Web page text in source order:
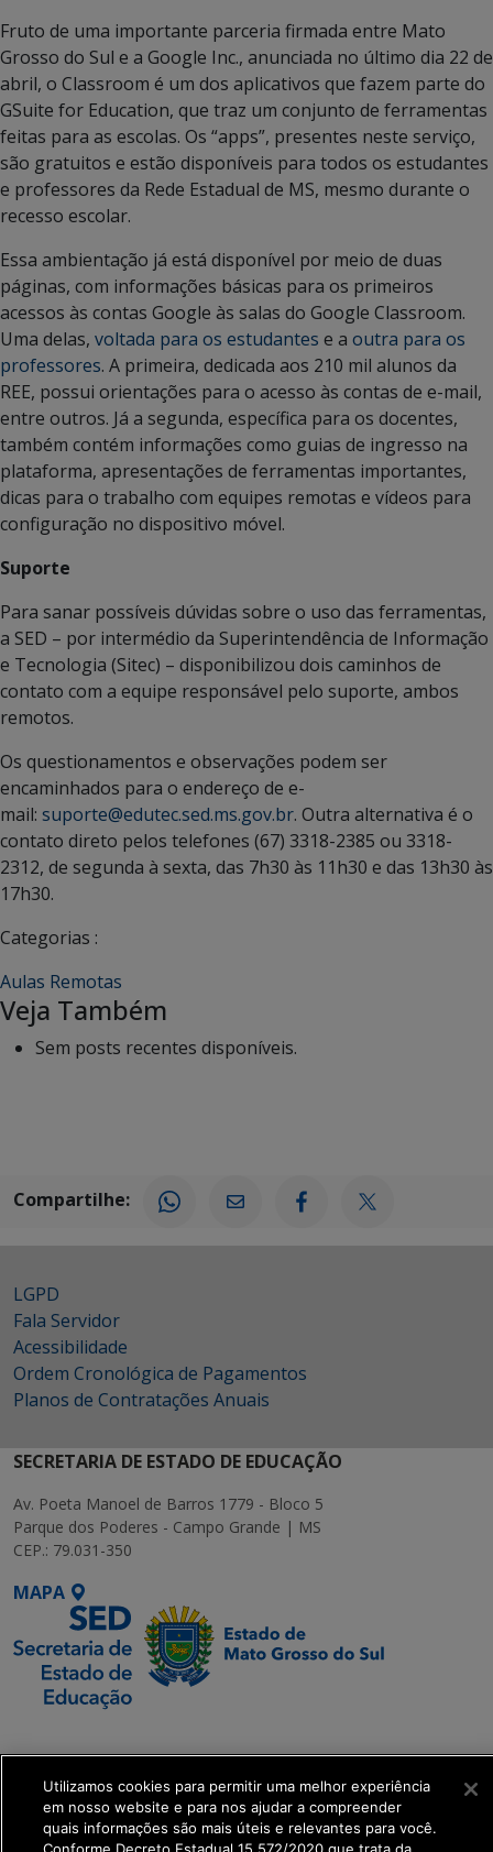
Fruto de uma importante parceria firmada entre Mato
Grosso do Sul e a Google Inc., anunciada no último dia 22 de
abril, o Classroom é um dos aplicativos que fazem parte do
GSuite for Education, que traz um conjunto de ferramentas
feitas para as escolas. Os “apps”, presentes neste serviço,
são gratuitos e estão disponíveis para todos os estudantes
e professores da Rede Estadual de MS, mesmo durante o
recesso escolar.
Essa ambientação já está disponível por meio de duas
páginas, com informações básicas para os primeiros
acessos às contas Google às salas do Google Classroom.
Uma delas, voltada para os estudantes e a outra para os
professores. A primeira, dedicada aos 210 mil alunos da
REE, possui orientações para o acesso às contas de e-mail,
entre outros. Já a segunda, específica para os docentes,
também contém informações como guias de ingresso na
plataforma, apresentações de ferramentas importantes,
dicas para o trabalho com equipes remotas e vídeos para
configuração no dispositivo móvel.
Suporte
Para sanar possíveis dúvidas sobre o uso das ferramentas,
a SED – por intermédio da Superintendência de Informação
e Tecnologia (Sitec) – disponibilizou dois caminhos de
contato com a equipe responsável pelo suporte, ambos
remotos.
Os questionamentos e observações podem ser
encaminhados para o endereço de e-
mail: suporte@edutec.sed.ms.gov.br. Outra alternativa é o
contato direto pelos telefones (67) 3318-2385 ou 3318-
2312, de segunda à sexta, das 7h30 às 11h30 e das 13h30 às
17h30.
Categorias :
Aulas Remotas
Veja Também
Sem posts recentes disponíveis.
Compartilhe:
LGPD
Fala Servidor
Acessibilidade
Ordem Cronológica de Pagamentos
Planos de Contratações Anuais
SECRETARIA DE ESTADO DE EDUCAÇÃO
Av. Poeta Manoel de Barros 1779 - Bloco 5
Parque dos Poderes - Campo Grande | MS
CEP.: 79.031-350
MAPA
Executiva de
Transformação Digital
get_footer();
Utilizamos cookies para permitir uma melhor experiência
em nosso website e para nos ajudar a compreender
quais informações são mais úteis e relevantes para você.